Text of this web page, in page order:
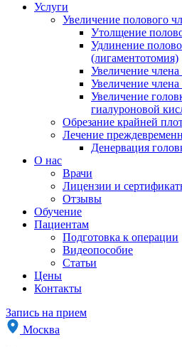
Услуги
Увеличение полового
Утолщение
Удлинение
(лигаментотомия)
Увеличение
Увеличение
Увеличение
гиалуроновой
Обрезание крайней
Лечение
Денервация
О нас
Врачи
Лицензии и
Отзывы
Обучение
Пациентам
Подготовка к операции
Видеопособие
Статьи
Цены
Контакты
Запись на прием
Москва